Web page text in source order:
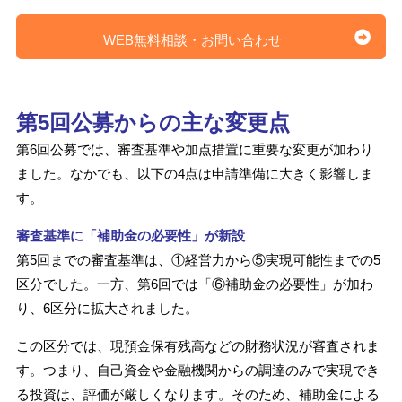
WEB無料相談・お問い合わせ
第5回公募からの主な変更点
第6回公募では、審査基準や加点措置に重要な変更が加わり
ました。なかでも、以下の4点は申請準備に大きく影響しま
す。
審査基準に「補助金の必要性」が新設
第5回までの審査基準は、①経営力から⑤実現可能性までの5
区分でした。一方、第6回では「⑥補助金の必要性」が加わ
り、6区分に拡大されました。
この区分では、現預金保有残高などの財務状況が審査されま
す。つまり、自己資金や金融機関からの調達のみで実現でき
る投資は、評価が厳しくなります。そのため、補助金による